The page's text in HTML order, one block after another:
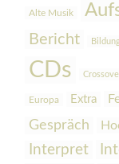
Alte Musik
Bericht
CDs
Europa Extra
Gespräch
Interpret